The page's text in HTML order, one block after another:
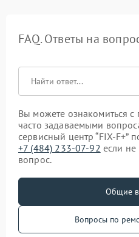
FAQ. Ответы на
Вы можете ознакомиться
часто задаваемыми
сервисный центр “FIX-F+”
+7 (484) 233-07-92 если не
вопрос.
Общие
Вопросы по